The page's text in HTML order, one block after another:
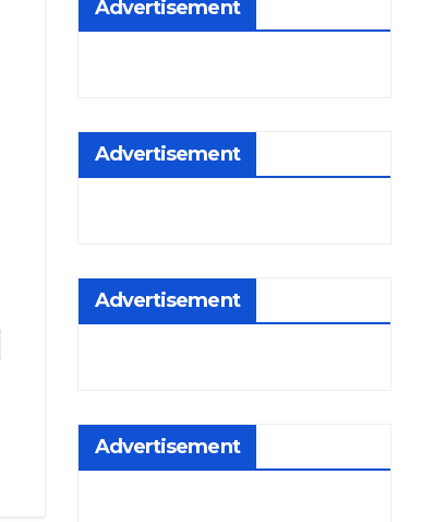
Advertisement
Advertisement
Advertisement
Advertisement